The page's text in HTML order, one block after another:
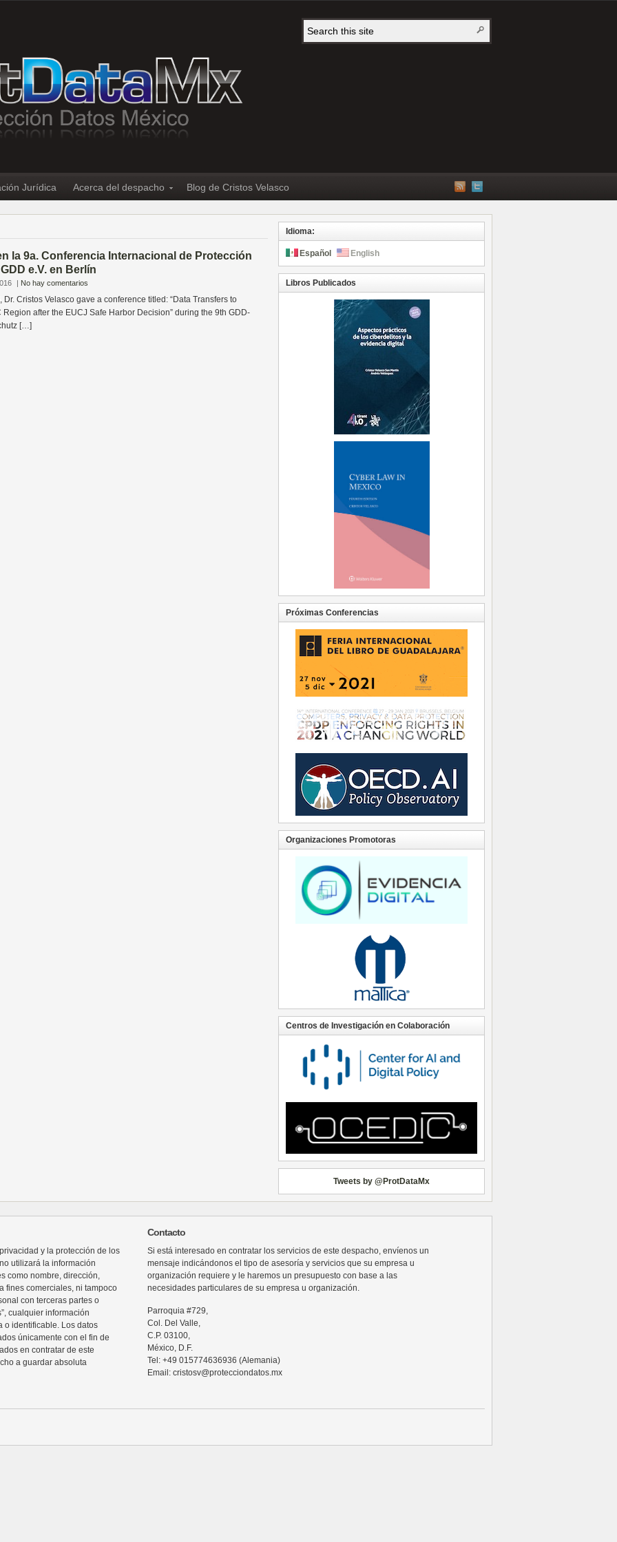
Jurídica Acerca del despacho Blog de Cristos Velasco
la 9a. Conferencia Internacional de Protección
e.V. en Berlín
| No hay comentarios
Dr. Cristos Velasco gave a conference titled: “Data Transfers to
Region after the EUCJ Safe Harbor Decision” during the 9th GDD-
[…]
Idioma:
Español English
Libros Publicados
Próximas Conferencias
Organizaciones Promotoras
Centros de Investigación en Colaboración
Tweets by @ProtDataMx
y la protección de los
utilizará la información
como nombre, dirección,
fines comerciales, ni tampoco
con terceras partes o
cualquier información
o identificable. Los datos
únicamente con el fin de
en contratar de este
a guardar absoluta
Contacto
Si está interesado en contratar los servicios de este despacho, envíenos un
mensaje indicándonos el tipo de asesoría y servicios que su empresa u
organización requiere y le haremos un presupuesto con base a las
necesidades particulares de su empresa u organización.
Parroquia #729,
Col. Del Valle,
C.P. 03100,
México, D.F.
Tel: +49 015774636936 (Alemania)
Email: cristosv@protecciondatos.mx